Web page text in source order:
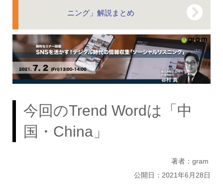
ニング」解説まとめ
今回のTrend Wordは「中
国・China」
著者：gram
公開日：2021年6月28日